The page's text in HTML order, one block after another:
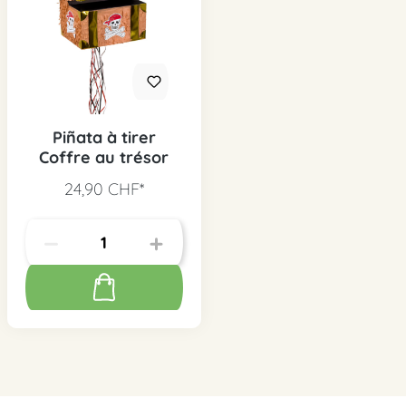
Piñata à tirer
Coffre au trésor
24,90 CHF*